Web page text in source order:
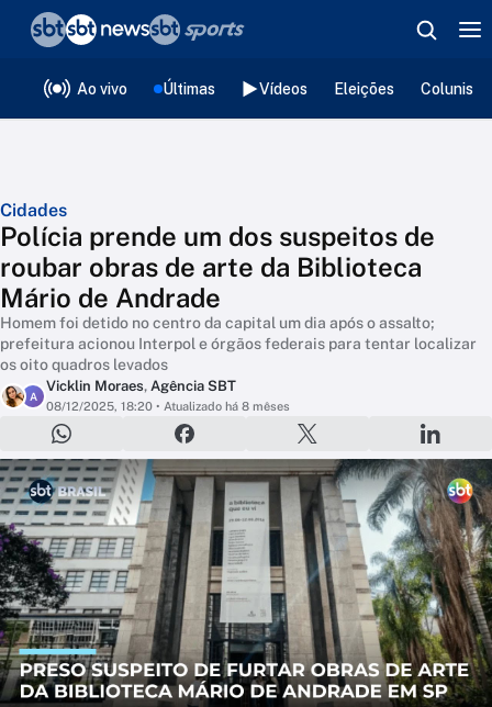
Ao vivo Últimas Vídeos Eleições
Cidades
Polícia prende um dos suspeitos de
roubar obras de arte da Biblioteca
Mário de Andrade
Homem foi detido no centro da capital um dia após o assalto;
prefeitura acionou Interpol e órgãos federais para tentar localizar
os oito quadros levados
A
Vicklin Moraes, Agência SBT
08/12/2025, 18:20 • Atualizado há 8 mêses
❮voltar
Editorias